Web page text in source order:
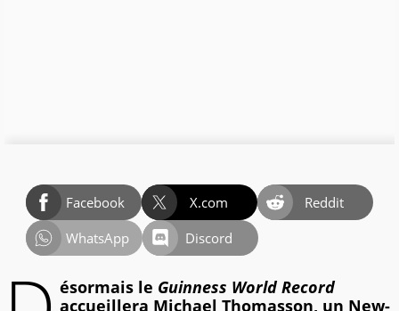
Facebook X.com
Reddit
WhatsApp
Discord
ésormais le Guinness World Record
accueillera Michael Thomasson, un New-